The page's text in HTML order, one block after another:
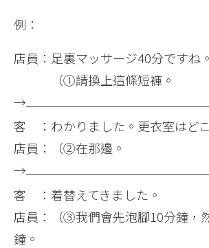
例：
店員：足裏マッサージ40分ですね。
（①請換上這條短褲。
→
客 ：わかりました。更衣室はど
店員：（②在那邊。
→
客 ：着替えてきました。
店員：（③我們會先泡腳10分鐘，
鐘。